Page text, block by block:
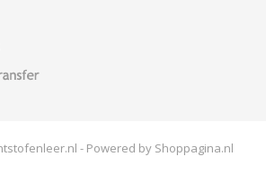
- Powered by Shoppagina.nl